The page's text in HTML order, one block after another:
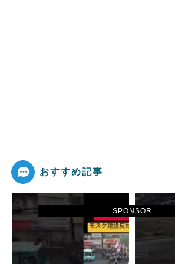
SPONSOR
おすすめ記事